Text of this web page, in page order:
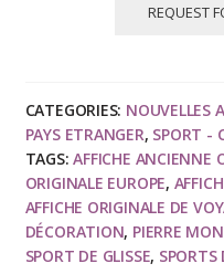
Qui
dit
ski
dit
SUISSE,
O.N.S.T.
REQUEST
CATEGORIES: NOUVELLES
PAYS ETRANGER, SPORT -
TAGS:AFFICHE ANCIENNE
ORIGINALE EUROPE,
AFFICHE ORIGINALE DE
DÉCORATION, PIERRE
SPORT DE GLISSE, SPORTS